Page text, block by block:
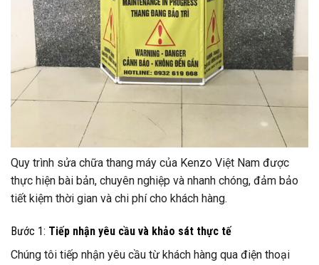
Quy trình sửa chữa thang máy của Kenzo Việt Nam được
thực hiện bài bản, chuyên nghiệp và nhanh chóng, đảm bảo
tiết kiệm thời gian và chi phí cho khách hàng.
Bước 1: Tiếp nhận yêu cầu và khảo sát thực tế
Chúng tôi tiếp nhận yêu cầu từ khách hàng qua điện thoại